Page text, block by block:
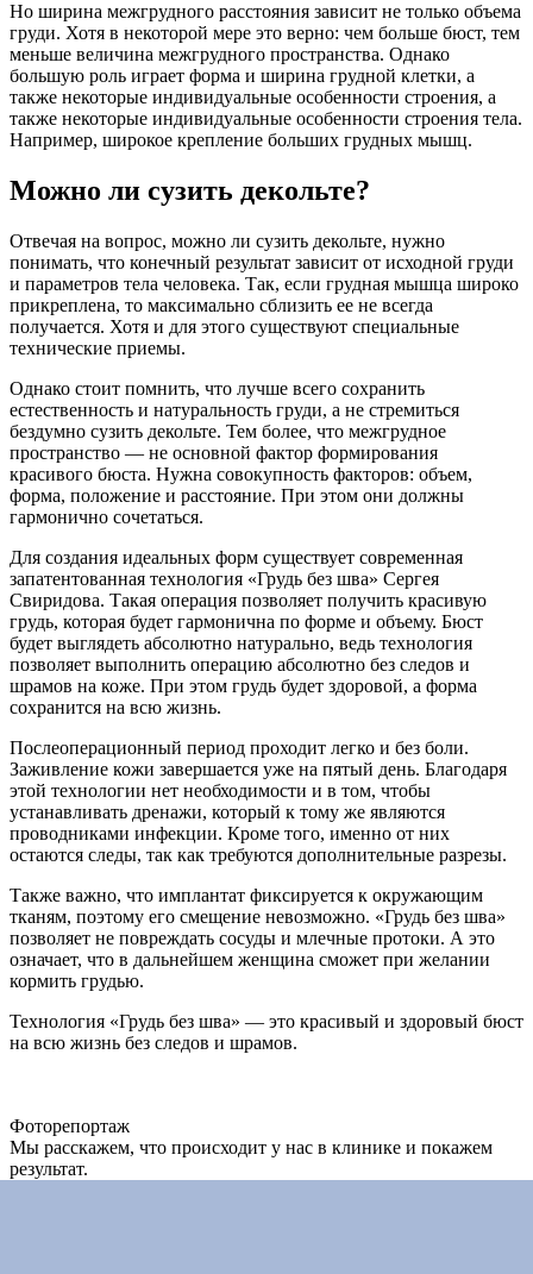
Но ширина межгрудного расстояния зависит не только объема
груди. Хотя в некоторой мере это верно: чем больше бюст, тем
меньше величина межгрудного пространства. Однако
большую роль играет форма и ширина грудной клетки, а
также некоторые индивидуальные особенности строения, а
также некоторые индивидуальные особенности строения тела.
Например, широкое крепление больших грудных мышц.
Можно ли сузить декольте?
Отвечая на вопрос, можно ли сузить декольте, нужно
понимать, что конечный результат зависит от исходной груди
и параметров тела человека. Так, если грудная мышца широко
прикреплена, то максимально сблизить ее не всегда
получается. Хотя и для этого существуют специальные
технические приемы.
Однако стоит помнить, что лучше всего сохранить
естественность и натуральность груди, а не стремиться
бездумно сузить декольте. Тем более, что межгрудное
пространство — не основной фактор формирования
красивого бюста. Нужна совокупность факторов: объем,
форма, положение и расстояние. При этом они должны
гармонично сочетаться.
Для создания идеальных форм существует современная
запатентованная технология «Грудь без шва» Сергея
Свиридова. Такая операция позволяет получить красивую
грудь, которая будет гармонична по форме и объему. Бюст
будет выглядеть абсолютно натурально, ведь технология
позволяет выполнить операцию абсолютно без следов и
шрамов на коже. При этом грудь будет здоровой, а форма
сохранится на всю жизнь.
Послеоперационный период проходит легко и без боли.
Заживление кожи завершается уже на пятый день. Благодаря
этой технологии нет необходимости и в том, чтобы
устанавливать дренажи, который к тому же являются
проводниками инфекции. Кроме того, именно от них
остаются следы, так как требуются дополнительные разрезы.
Также важно, что имплантат фиксируется к окружающим
тканям, поэтому его смещение невозможно. «Грудь без шва»
позволяет не повреждать сосуды и млечные протоки. А это
означает, что в дальнейшем женщина сможет при желании
кормить грудью.
Технология «Грудь без шва» — это красивый и здоровый бюст
на всю жизнь без следов и шрамов.
Фоторепортаж
Мы расскажем, что происходит у нас в клинике и покажем
результат.